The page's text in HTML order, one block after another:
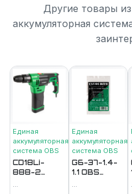
Другие товары
аккумуляторная
Единая
аккумуляторная
система ОВS
CD18Li-
888-2
Единая
аккумуляторная
система ОВS
G6-37-1.4-
1.1 OBS